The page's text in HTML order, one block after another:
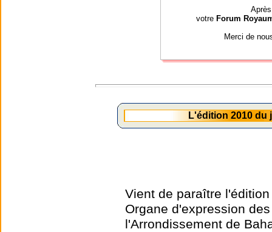
votre Forum
Merci de
L'édition 2010 du
Vient de paraître
Organe d'expression
l'Arrondissement de